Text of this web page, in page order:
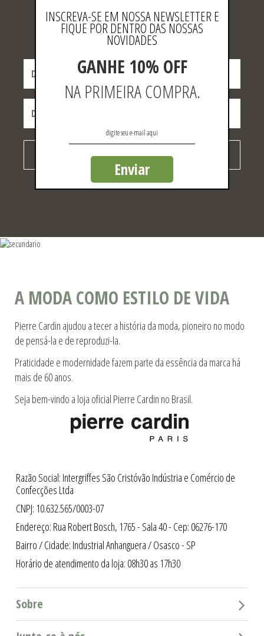
CADASTRAR
Ao concluir você aceitará nossos termos de uso e política de privacidade.
A MODA COMO ESTILO DE VIDA
Pierre Cardin ajudou a tecer a história da moda, pioneiro no modo
de pensá-la e de reproduzi-la.
Praticidade e modernidade fazem parte da essência da marca há
mais de 60 anos.
Seja bem-vindo a loja oficial Pierre Cardin no Brasil.
Razão Social: Intergriffes São Cristóvão Indústria e Comércio de
Confecções Ltda
CNPJ: 10.632.565/0003-07
Endereço: Rua Robert Bosch, 1765 - Sala 40 - Cep: 06276-170
Bairro / Cidade: Industrial Anhanguera / Osasco - SP
Horário de atendimento da loja: 08h30 as 17h30
Sobre
INSCREVA-SE EM NOSSA NEWSLETTER E
FIQUE POR DENTRO DAS NOSSAS
NOVIDADES
GANHE 10% OFF
NA PRIMEIRA COMPRA.
Enviar